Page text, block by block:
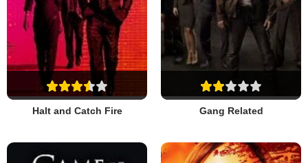
Halt and Catch Fire Gang Related